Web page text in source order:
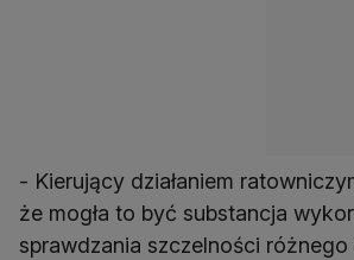
- Kierujący działaniem
że mogła to być substancja
sprawdzania szczelności różnego